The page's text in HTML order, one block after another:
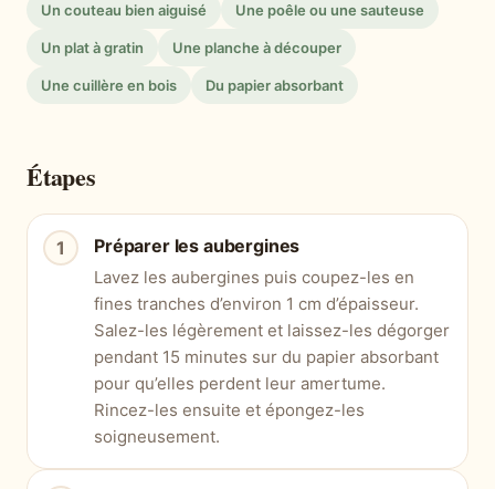
Un couteau bien aiguisé Une poêle ou une sauteuse
Un plat à gratin Une planche à découper
Une cuillère en bois Du papier absorbant
Étapes
Préparer les aubergines
Lavez les aubergines puis coupez-les en
fines tranches d’environ 1 cm d’épaisseur.
Salez-les légèrement et laissez-les dégorger
pendant 15 minutes sur du papier absorbant
pour qu’elles perdent leur amertume.
Rincez-les ensuite et épongez-les
soigneusement.